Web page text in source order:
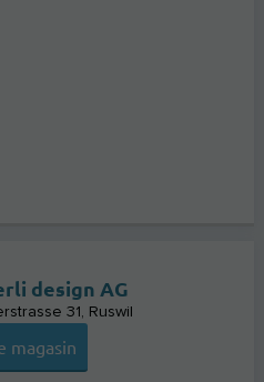
design AG
31 Ruswil
magasin